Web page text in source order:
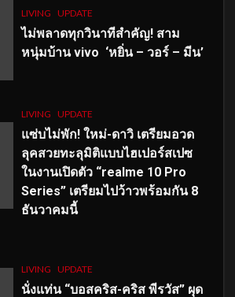
LIVING UPDATE
ไม่พลาดทุกวินาทีสำคัญ! สาม
หนุ่มบ้าน vivo ‘หยิ่น – วอร์ – มีน’
LIVING UPDATE
แซ่บไม่พัก! ใหม่-ดาวิ เตรียมอวด
ลุคสวยทะลุมิติแบบไฮเปอร์สเปซ
ในงานเปิดตัว “realme 10 Pro
Series” เตรียมไปว้าวพร้อมกัน 8
ธันวาคมนี้
LIVING UPDATE
นั่งแท่น “บอสคริส-คริส พีรวัส” ผุด